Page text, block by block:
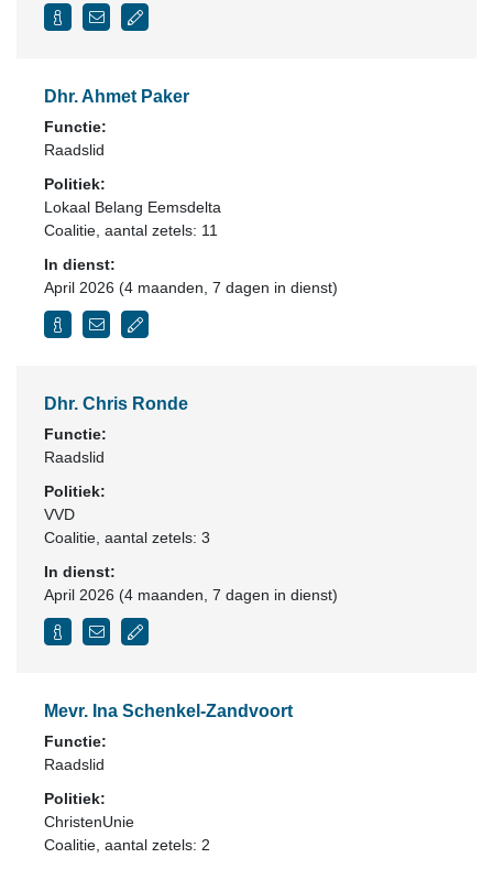
Dhr. Ahmet Paker
Functie:
Raadslid
Politiek:
Lokaal Belang Eemsdelta
Coalitie , aantal zetels: 11
In dienst:
April 2026 (4 maanden, 7 dagen in dienst)
Dhr. Chris Ronde
Functie:
Raadslid
Politiek:
VVD
Coalitie , aantal zetels: 3
In dienst:
April 2026 (4 maanden, 7 dagen in dienst)
Mevr. Ina Schenkel-Zandvoort
Functie:
Raadslid
Politiek:
ChristenUnie
Coalitie , aantal zetels: 2